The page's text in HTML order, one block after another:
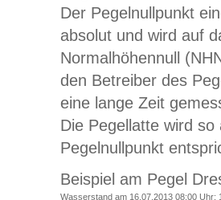
Der Pegelnullpunkt
absolut und wird auf
Normalhöhennull
den Betreiber des
eine lange Zeit
Die Pegellatte wird
Pegelnullpunkt
Beispiel am Pegel
Wasserstand am 16.07.2013 08:00 Uhr: